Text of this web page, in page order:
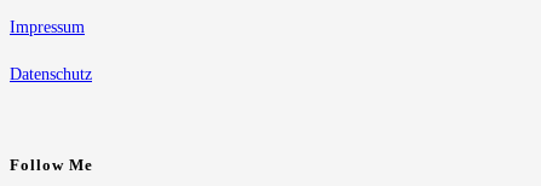
Impressum
Datenschutz
Follow Me